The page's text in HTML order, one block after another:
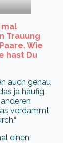
mal
Trauung
Wie
hast Du
auch genau
ja häufig
verdammt
einen